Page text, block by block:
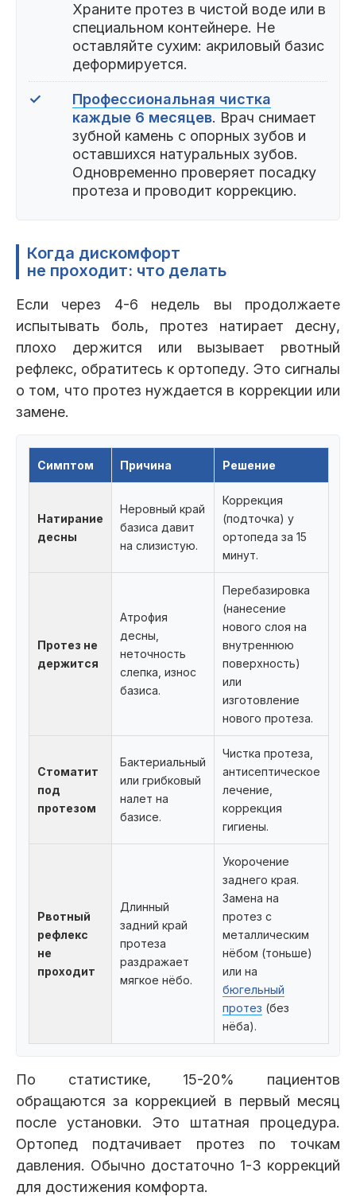
Храните протез в чистой воде или в
специальном контейнере. Не
оставляйте сухим: акриловый базис
деформируется.
✓
Профессиональная чистка
каждые 6 месяцев. Врач снимает
зубной камень с опорных зубов и
оставшихся натуральных зубов.
Одновременно проверяет посадку
протеза и проводит коррекцию.
Когда дискомфорт
не проходит: что делать
Если через 4-6 недель вы продолжаете
испытывать боль, протез натирает десну,
плохо держится или вызывает рвотный
рефлекс, обратитесь к ортопеду. Это сигналы
о том, что протез нуждается в коррекции или
замене.
Симптом Причина Решение
Натирание
десны
Неровный край
базиса давит
на слизистую.
Коррекция
(подточка) у
ортопеда за 15
минут.
Протез не
держится
Атрофия
десны,
неточность
слепка, износ
базиса.
Перебазировка
(нанесение
нового слоя на
внутреннюю
поверхность)
или
изготовление
нового протеза.
Стоматит
под
протезом
Бактериальный
или грибковый
налет на
базисе.
Чистка протеза,
антисептическое
лечение,
коррекция
гигиены.
Рвотный
рефлекс
не
проходит
Длинный
задний край
протеза
раздражает
мягкое нёбо.
Укорочение
заднего края.
Замена на
протез с
металлическим
нёбом (тоньше)
или на
бюгельный
протез (без
нёба).
По статистике, 15-20% пациентов
обращаются за коррекцией в первый месяц
после установки. Это штатная процедура.
Ортопед подтачивает протез по точкам
давления. Обычно достаточно 1-3 коррекций
для достижения комфорта.